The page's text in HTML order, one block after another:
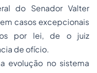
do Senador Valter
casos excepcionais
por lei, de o juiz
de ofício.
evolução no sistema